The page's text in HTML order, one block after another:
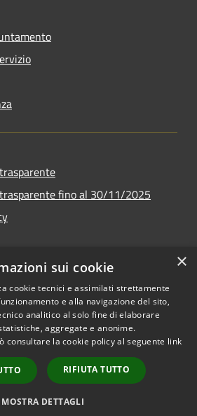
fino al 30/11/2025
Copyright © 2026 • Comune di
Ponteranica • Powered by
Municipium•
Accesso
redazione
×
sui cookie
cookie tecnici e assimilati strettamente
e alla navigazione del sito,
analitico al solo fine di elaborare
aggregate e anonime.
consultare la cookie policy al seguente link
RIFIUTA TUTTO
MOSTRA DETTAGLI